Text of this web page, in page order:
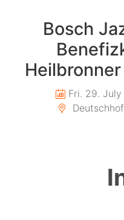
Bosch
Fri. 29.